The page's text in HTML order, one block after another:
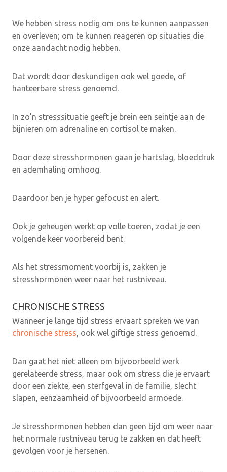
We hebben stress nodig om ons te kunnen aanpassen
en overleven; om te kunnen reageren op situaties die
onze aandacht nodig hebben.
Dat wordt door deskundigen ook wel goede, of
hanteerbare stress genoemd.
In zo’n stresssituatie geeft je brein een seintje aan de
bijnieren om adrenaline en cortisol te maken.
Door deze stresshormonen gaan je hartslag, bloeddruk
en ademhaling omhoog.
Daardoor ben je hyper gefocust en alert.
Ook je geheugen werkt op volle toeren, zodat je een
volgende keer voorbereid bent.
Als het stressmoment voorbij is, zakken je
stresshormonen weer naar het rustniveau.
CHRONISCHE STRESS
Wanneer je lange tijd stress ervaart spreken we van
chronische stress, ook wel giftige stress genoemd.
Dan gaat het niet alleen om bijvoorbeeld werk
gerelateerde stress, maar ook om stress die je ervaart
door een ziekte, een sterfgeval in de familie, slecht
slapen, eenzaamheid of bijvoorbeeld armoede.
Je stresshormonen hebben dan geen tijd om weer naar
het normale rustniveau terug te zakken en dat heeft
gevolgen voor je hersenen.